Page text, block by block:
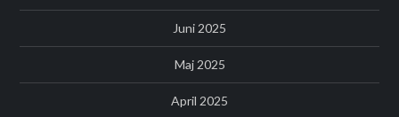
Juni 2025
Maj 2025
April 2025